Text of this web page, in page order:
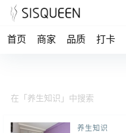
首页 商家 品质 打卡
养生知识